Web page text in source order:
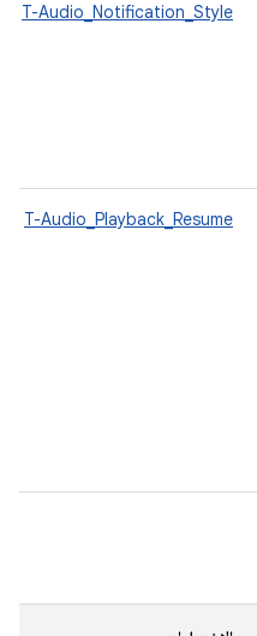
T-Audio_Notification_Style
T-Audio_Playback_Resume